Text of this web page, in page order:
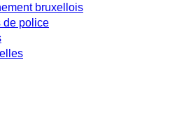
bruxellois
de police